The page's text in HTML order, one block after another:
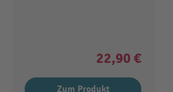
22,90 €
Zum Produkt